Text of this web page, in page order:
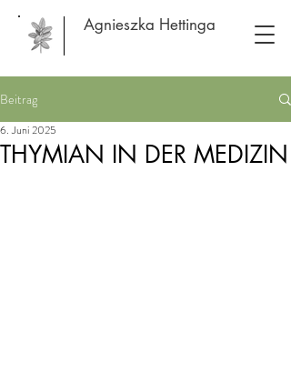
Agnieszka Hettinga
Beitrag
THYMIAN IN DER MEDIZIN
6. Juni 2025